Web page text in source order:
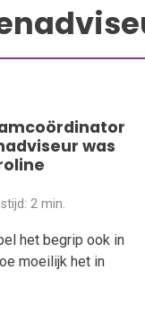
was
2 min.
het begrip ook in
moeilijk het in